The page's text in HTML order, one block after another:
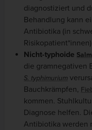
diagnostiziert und
Behandlung kann
Antibiotika (in
Nicht-typhoide
die gramnegativen
S. typhimurium
Bauchkrämpfen,
kommen.
Diagnose helfen.
Antibiotika werden